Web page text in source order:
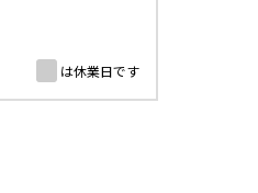
は休業日です